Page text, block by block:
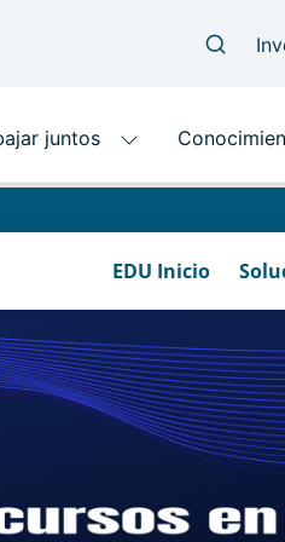
EDU Inicio